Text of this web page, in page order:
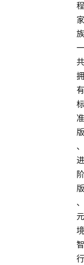
程
家
族
一
共
拥
有
标
准
版
、
进
阶
版
、
元
境
智
行